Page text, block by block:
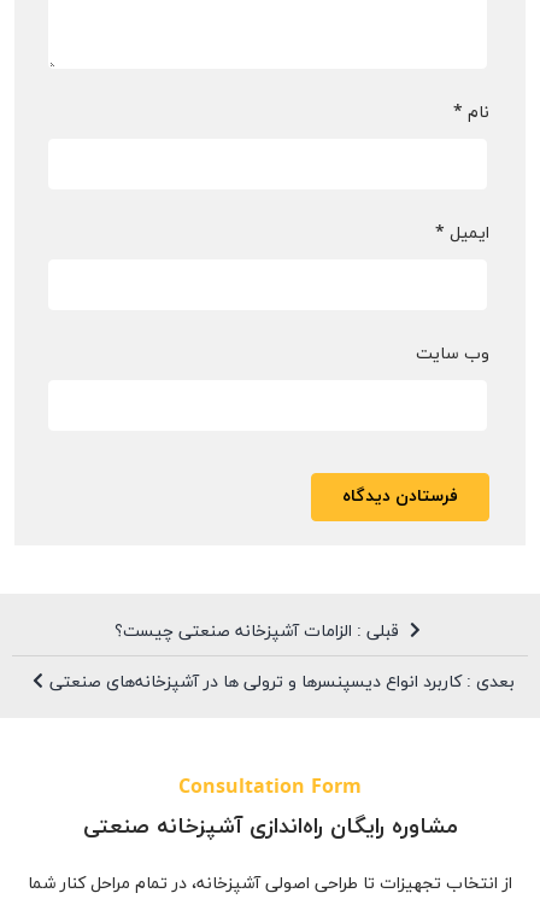
نام *
ایمیل *
وب‌ سایت
قبلی : الزامات آشپزخانه صنعتی چیست؟
بعدی : کاربرد انواع دیسپنسرها و ترولی ها در آشپزخانه‌های صنعتی
Consultation Form
مشاوره رایگان راه‌اندازی آشپزخانه صنعتی
از انتخاب تجهیزات تا طراحی اصولی آشپزخانه، در تمام مراحل کنار شما